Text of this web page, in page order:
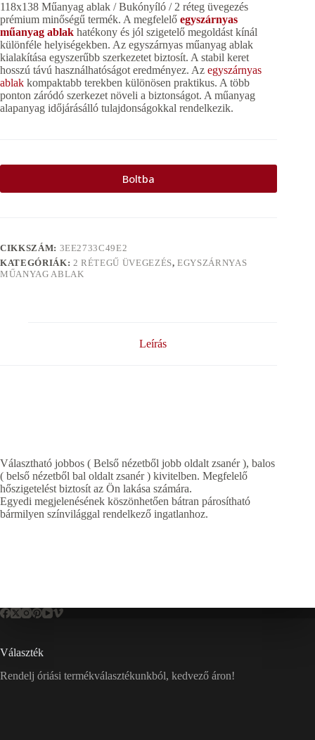
118x138 Műanyag ablak / Bukónyíló / 2 réteg üvegezés
prémium minőségű termék. A megfelelő egyszárnyas
műanyag ablak hatékony és jól szigetelő megoldást kínál
különféle helyiségekben. Az egyszárnyas műanyag ablak
kialakítása egyszerűbb szerkezetet biztosít. A stabil keret
hosszú távú használhatóságot eredményez. Az egyszárnyas
ablak kompaktabb terekben különösen praktikus. A több
ponton záródó szerkezet növeli a biztonságot. A műanyag
alapanyag időjárásálló tulajdonságokkal rendelkezik.
Boltba
CIKKSZÁM: 3EE2733C49E2
KATEGÓRIÁK: 2 RÉTEGŰ ÜVEGEZÉS,EGYSZÁRNYAS
MŰANYAG ABLAK
Leírás
Választható jobbos ( Belső nézetből jobb oldalt zsanér ), balos
( belső nézetből bal oldalt zsanér ) kivitelben. Megfelelő
hőszigetelést biztosít az Ön lakása számára.
Egyedi megjelenésének köszönhetően bátran párosítható
bármilyen színvilággal rendelkező ingatlanhoz.
Választék
Rendelj óriási termékválasztékunkból, kedvező áron!